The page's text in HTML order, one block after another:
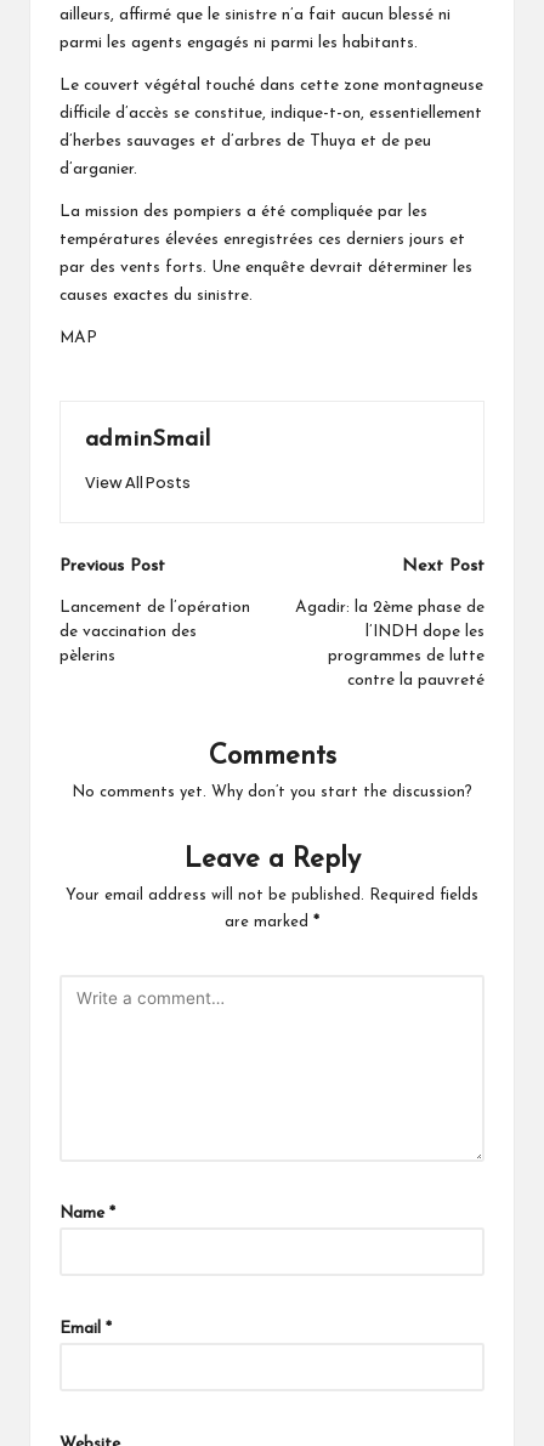
ailleurs, affirmé que le sinistre n’a fait aucun blessé ni
parmi les agents engagés ni parmi les habitants.
Le couvert végétal touché dans cette zone montagneuse
difficile d’accès se constitue, indique-t-on, essentiellement
d’herbes sauvages et d’arbres de Thuya et de peu
d’arganier.
La mission des pompiers a été compliquée par les
températures élevées enregistrées ces derniers jours et
par des vents forts. Une enquête devrait déterminer les
causes exactes du sinistre.
MAP
adminSmail
View All Posts
Post
navigation
Previous Post
Lancement de l’opération
de vaccination des
pèlerins
Next Post
Agadir: la 2ème phase de
l’INDH dope les
programmes de lutte
contre la pauvreté
Comments
No comments yet. Why don’t you start the discussion?
Leave a Reply
Your email address will not be published.
Required fields
are marked *
Name *
Email *